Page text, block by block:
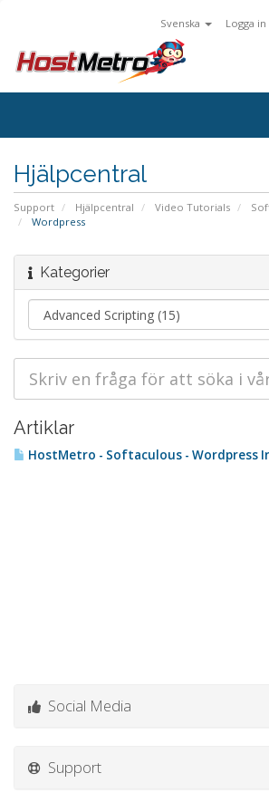
Svenska Logga in
Hjälpcentral
Support Hjälpcentral Video Tutorials
Wordpress
Kategorier
Artiklar
HostMetro - Softaculous - Wordpress
Social Media
Support